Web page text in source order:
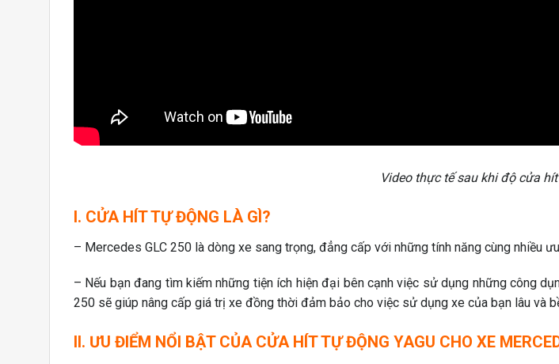
Video thực tế sau khi độ cửa
I. CỬA HÍT TỰ ĐỘNG LÀ GÌ?
– Mercedes GLC 250 là dòng xe sang trọng, đẳng cấp với những tính năng cùng nhiều
– Nếu bạn đang tìm kiếm những tiện ích hiện đại bên cạnh việc sử dụng những công
250 sẽ giúp nâng cấp giá trị xe đồng thời đảm bảo cho việc sử dụng xe của bạn lâu và
II. ƯU ĐIỂM NỔI BẬT CỦA CỬA HÍT TỰ ĐỘNG YAGU CHO XE